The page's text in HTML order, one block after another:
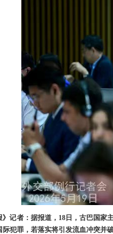
》记者：据报道，18日，古巴国
际犯罪，若落实将引发流血冲突并